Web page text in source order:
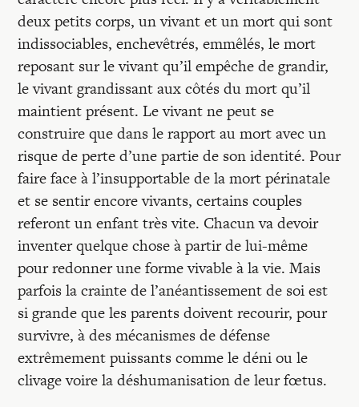
deux petits corps, un vivant et un mort qui sont
indissociables, enchevêtrés, emmêlés, le mort
reposant sur le vivant qu’il empêche de grandir,
le vivant grandissant aux côtés du mort qu’il
maintient présent. Le vivant ne peut se
construire que dans le rapport au mort avec un
risque de perte d’une partie de son identité. Pour
faire face à l’insupportable de la mort périnatale
et se sentir encore vivants, certains couples
referont un enfant très vite. Chacun va devoir
inventer quelque chose à partir de lui-même
pour redonner une forme vivable à la vie. Mais
parfois la crainte de l’anéantissement de soi est
si grande que les parents doivent recourir, pour
survivre, à des mécanismes de défense
extrêmement puissants comme le déni ou le
clivage voire la déshumanisation de leur fœtus.